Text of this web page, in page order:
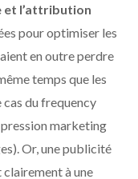
et l’attribution
pour optimiser les
en outre perdre
temps que les
cas du frequency
marketing
Or, une publicité
à une